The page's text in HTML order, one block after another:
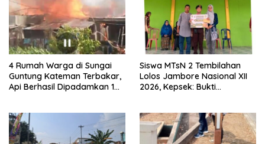
4 Rumah Warga di Sungai
Guntung Kateman Terbakar,
Api Berhasil Dipadamkan 1
Siswa MTsN 2 Tembilahan
Lolos Jambore Nasional XII
2026, Kepsek: Bukti